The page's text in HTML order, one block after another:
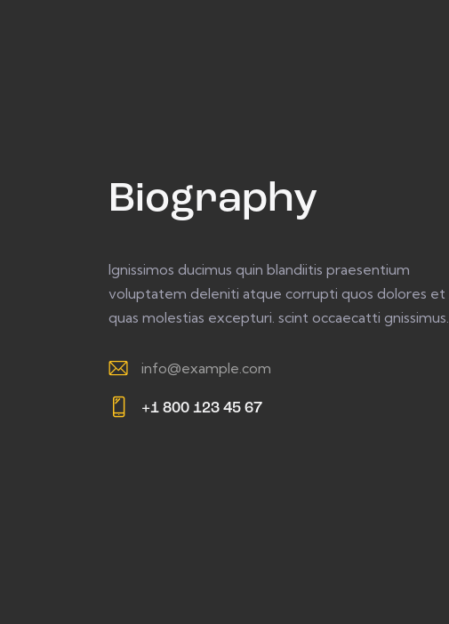
Biography
Ignissimos ducimus quin blandiitis praesentium
voluptatem deleniti atque corrupti quos dolores et
quas molestias excepturi. scint occaecatti gnissimus.
E-
m
info@example.com
+1 800 123 45 67